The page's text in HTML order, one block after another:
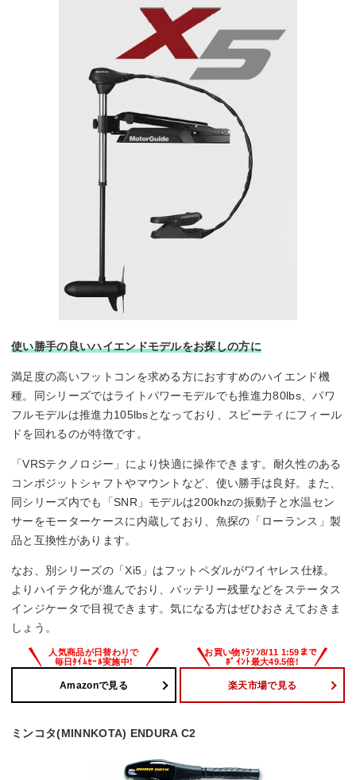
使い勝手の良いハイエンドモデルをお探しの方に
満足度の高いフットコンを求める方におすすめのハイエンド機
種。同シリーズではライトパワーモデルでも推進力80lbs、パワ
フルモデルは推進力105lbsとなっており、スピーティにフィール
ドを回れるのが特徴です。
「VRSテクノロジー」により快適に操作できます。耐久性のある
コンポジットシャフトやマウントなど、使い勝手は良好。また、
同シリーズ内でも「SNR」モデルは200khzの振動子と水温セン
サーをモーターケースに内蔵しており、魚探の「ローランス」製
品と互換性があります。
なお、別シリーズの「Xi5」はフットペダルがワイヤレス仕様。
よりハイテク化が進んでおり、バッテリー残量などをステータス
インジケータで目視できます。気になる方はぜひおさえておきま
しょう。
Amazonで見る 楽天市場で見る
ミンコタ(MINNKOTA) ENDURA C2